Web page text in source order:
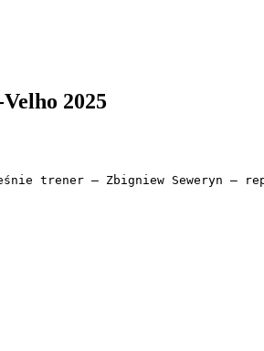
2025
trener – Zbigniew Seweryn –